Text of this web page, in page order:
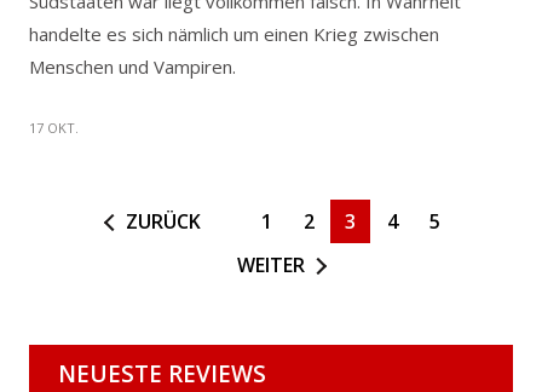
handelte es sich nämlich um einen Krieg zwischen
Menschen und Vampiren.
17 OKT.
ZURÜCK 1 2 3 4
5
WEITER
NEUESTE REVIEWS